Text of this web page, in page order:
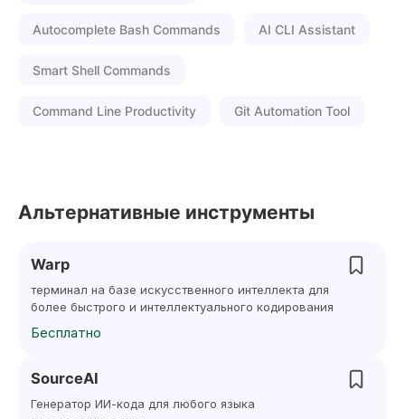
Autocomplete Bash Commands AI CLI Assistant
Smart Shell Commands
Command Line Productivity Git Automation Tool
Альтернативные инструменты
Warp
терминал на базе искусственного интеллекта для
более быстрого и интеллектуального кодирования
Бесплатно
SourceAI
Генератор ИИ-кода для любого языка